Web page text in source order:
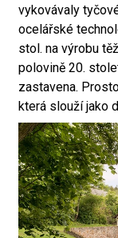
vykovávaly
ocelářské
stol. na výrobu
polovině 20.
zastavena.
která slouží jako